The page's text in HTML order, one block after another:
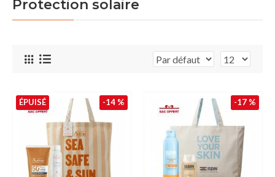
Protection solaire
-14 %
ÉPUISÉ -17 %